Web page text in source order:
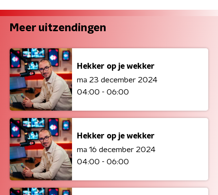
Meer uitzendingen
Hekker op je wekker
ma 23 december 2024
04:00 - 06:00
Hekker op je wekker
ma 16 december 2024
04:00 - 06:00